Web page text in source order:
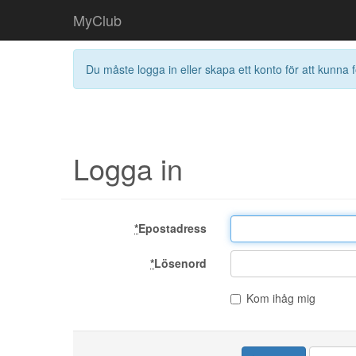
MyClub
Du måste logga in eller skapa ett konto för att kunna
Logga in
*Epostadress
*Lösenord
Kom ihåg mig